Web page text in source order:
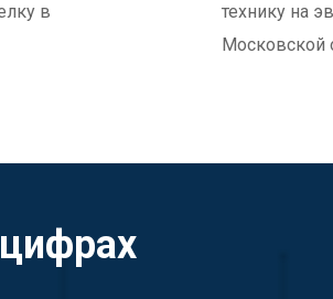
в
технику на
Московской